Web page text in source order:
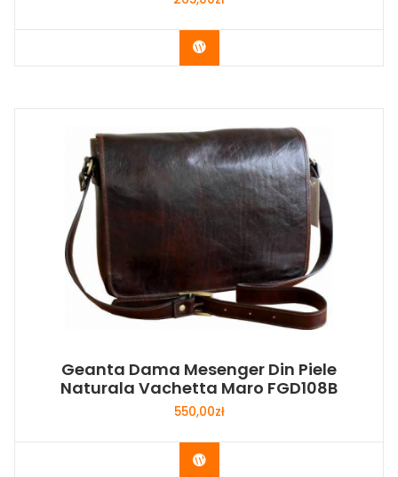
Buy Now
Geanta Dama Mesenger Din Piele
Naturala Vachetta Maro FGD108B
550,00zł
Buy Now